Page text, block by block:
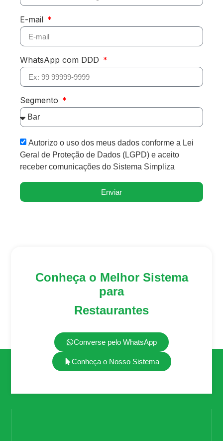
E-mail
WhatsApp com DDD
Segmento
Autorizo o uso dos meus dados conforme a Lei
Geral de Proteção de Dados (LGPD) e aceito
receber comunicações do Sistema Simpliza
Enviar
Conheça o Melhor Sistema
para
Restaurantes
Converse pelo WhatsApp
Conheça o Nosso Sistema